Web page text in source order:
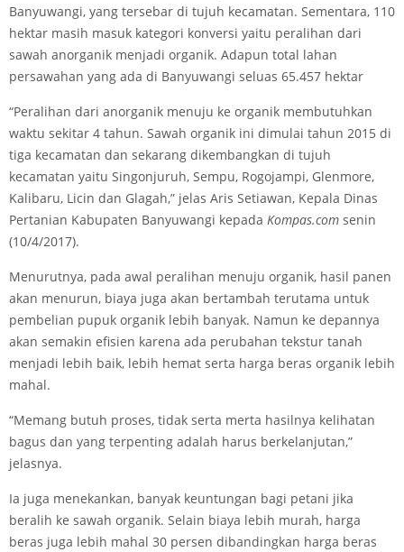
Banyuwangi, yang tersebar di tujuh kecamatan. Sementara, 110
hektar masih masuk kategori konversi yaitu peralihan dari
sawah anorganik menjadi organik. Adapun total lahan
persawahan yang ada di Banyuwangi seluas 65.457 hektar
“Peralihan dari anorganik menuju ke organik membutuhkan
waktu sekitar 4 tahun. Sawah organik ini dimulai tahun 2015 di
tiga kecamatan dan sekarang dikembangkan di tujuh
kecamatan yaitu Singonjuruh, Sempu, Rogojampi, Glenmore,
Kalibaru, Licin dan Glagah,” jelas Aris Setiawan, Kepala Dinas
Pertanian Kabupaten Banyuwangi kepada Kompas.com senin
(10/4/2017).
Menurutnya, pada awal peralihan menuju organik, hasil panen
akan menurun, biaya juga akan bertambah terutama untuk
pembelian pupuk organik lebih banyak. Namun ke depannya
akan semakin efisien karena ada perubahan tekstur tanah
menjadi lebih baik, lebih hemat serta harga beras organik lebih
mahal.
“Memang butuh proses, tidak serta merta hasilnya kelihatan
bagus dan yang terpenting adalah harus berkelanjutan,”
jelasnya.
Ia juga menekankan, banyak keuntungan bagi petani jika
beralih ke sawah organik. Selain biaya lebih murah, harga
beras juga lebih mahal 30 persen dibandingkan harga beras